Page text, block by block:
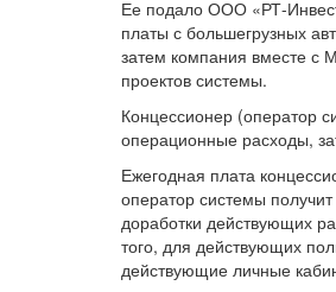
Ее подало ООО «РТ-
платы с большегрузных
затем компания вместе с
проектов системы.
Концессионер (оператор
операционные расходы,
Ежегодная плата
оператор системы
доработки действующих
того, для действующих
действующие личные